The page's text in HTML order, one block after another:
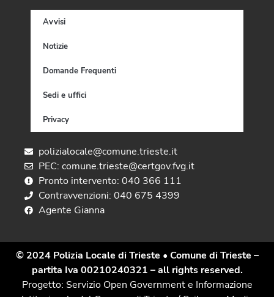
Avvisi
Notizie
Domande Frequenti
Sedi e uffici
Privacy
polizialocale@comune.trieste.it
PEC: comune.trieste@certgov.fvg.it
Pronto intervento: 040 366 111
Contravvenzioni: 040 675 4399
Agente Gianna
© 2024 Polizia Locale di Trieste • Comune di Trieste –
partita Iva 00210240321 – all rights reserved.
Progetto: Servizio Open Government e Informazione